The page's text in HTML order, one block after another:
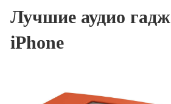
Лучшие аудио
iPhone